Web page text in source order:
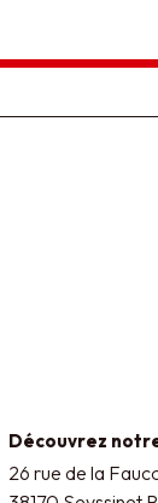
Découvrez
26 rue de la